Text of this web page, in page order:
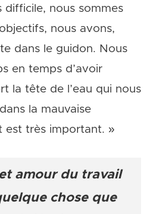
difficile, nous sommes
nous avons,
dans le guidon. Nous
en temps d’avoir
la tête de l’eau qui nous
la mauvaise
est très important. »
amour du travail
chose que